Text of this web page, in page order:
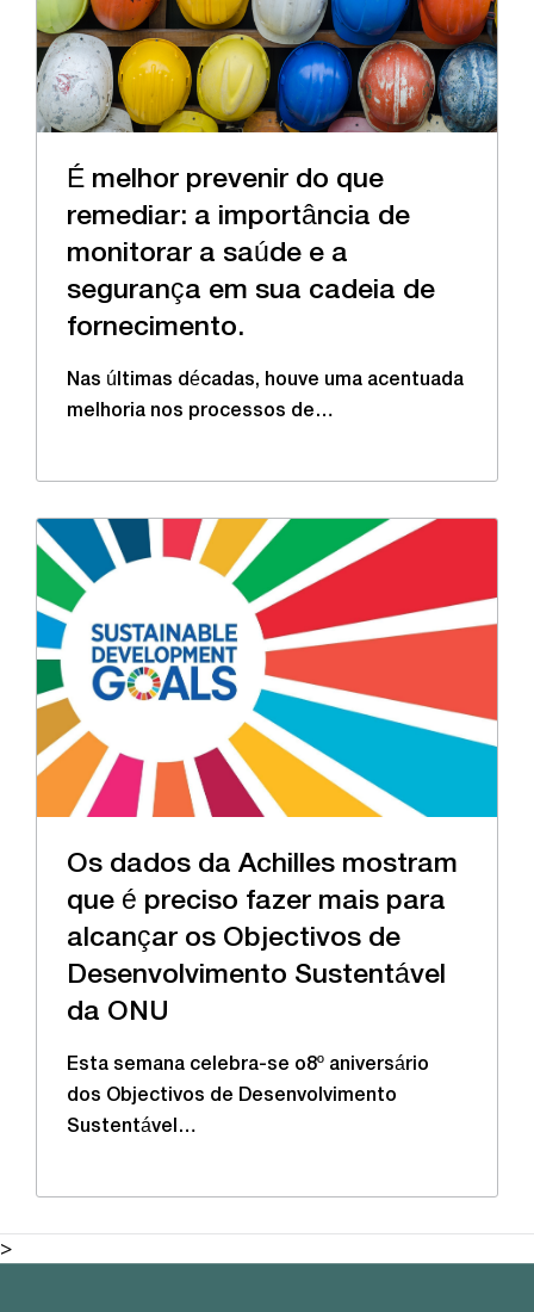
É melhor prevenir do que
remediar: a importância de
monitorar a saúde e a
segurança em sua cadeia de
fornecimento.
Nas últimas décadas, houve uma acentuada
melhoria nos processos de…
Os dados da Achilles mostram
que é preciso fazer mais para
alcançar os Objectivos de
Desenvolvimento Sustentável
da ONU
Esta semana celebra-se o8º aniversário
dos Objectivos de Desenvolvimento
Sustentável…
>